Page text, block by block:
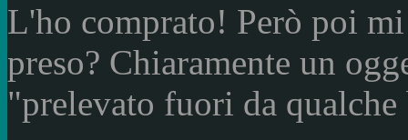
L'ho comprato! Però poi
preso? Chiaramente un
"prelevato fuori da qualche